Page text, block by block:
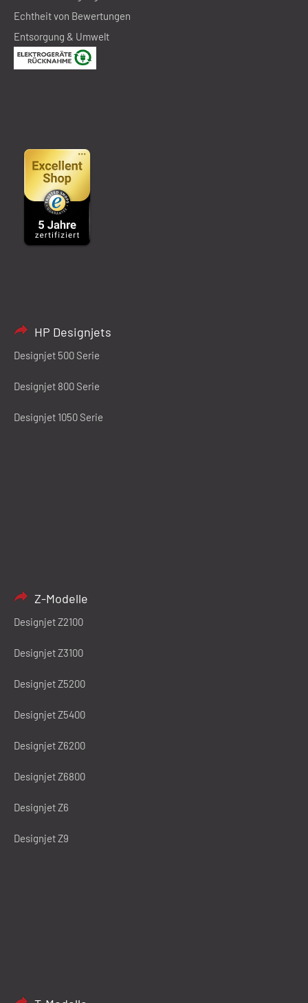
Echtheit von Bewertungen
Entsorgung & Umwelt
HP Designjets
Designjet 500 Serie
Designjet 800 Serie
Designjet 1050 Serie
Z-Modelle
Designjet Z2100
Designjet Z3100
Designjet Z5200
Designjet Z5400
Designjet Z6200
Designjet Z6800
Designjet Z6
Designjet Z9